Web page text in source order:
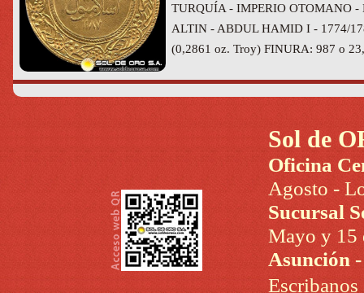
TURQUÍA - IMPERIO OTOMANO -
ALTIN - ABDUL HAMID I - 1774/
(0,2861 oz. Troy) FINURA: 987 o
Sol de
Oficina
Agosto -
Sucursal
Mayo y 15
Asunción